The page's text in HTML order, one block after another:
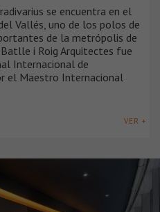
se encuentra en el
Vallés, uno de los polos de
de la metrópolis de
i Roig Arquitectes fue
Internacional de
el Maestro Internacional
VER +